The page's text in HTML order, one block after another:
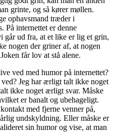
grinte, og så kører møllen.
ophavsmand træder i
På internettet er denne
går ud fra, at et like er lig et grin,
nogen der griner af, at nogen
får lov at stå alene.
ved med humor på internettet?
Jeg har ærligt talt ikke noget
ikke noget ærligt svar. Måske
er banalt og ubehageligt.
med fjerne venner på,
undskyldning. Eller måske er
sin humor og vise, at man